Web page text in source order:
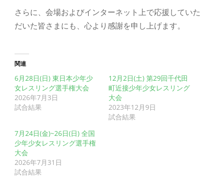
さらに、会場およびインターネット上で応援していた
だいた皆さまにも、心より感謝を申し上げます。
関連
6月28日(日) 東日本少年少
女レスリング選手権大会
2026年7月3日
試合結果
12月2日(土) 第29回千代田
町近接少年少女レスリング
大会
2023年12月9日
試合結果
7月24日(金)~26日(日) 全国
少年少女レスリング選手権
大会
2026年7月31日
試合結果